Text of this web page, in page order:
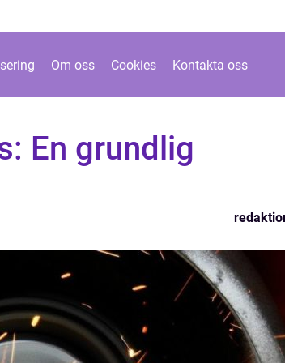
Om oss Cookies Kontakta oss
En grundlig